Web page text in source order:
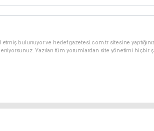
etmiş bulunuyor ve hedefgazetesi.com.tr sitesine
Yazılan tüm yorumlardan site yönetimi hiçbir